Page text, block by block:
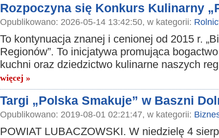
Rozpoczyna się Konkurs Kulinarny
Opublikowano: 2026-05-14 13:42:50, w kategorii:
To kontynuacja znanej i cenionej od 2015 r.
Regionów”. To inicjatywa promująca
kuchni oraz dziedzictwo kulinarne naszych
więcej »
Targi „Polska Smakuje” w Baszni
Opublikowano: 2019-08-01 02:21:47, w kategorii:
POWIAT LUBACZOWSKI. W niedzielę 4